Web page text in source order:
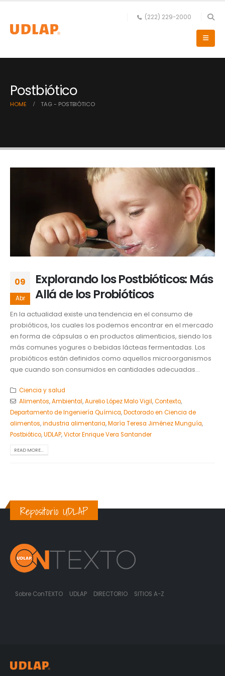
(222) 229-2000
Postbiótico
HOME TAG - POSTBIÓTICO
09
Abr
Explorando los Postbióticos: Más
Allá de los Probióticos
En la actualidad existe una tendencia en el consumo de
probióticos, los cuales los podemos encontrar en el mercado
en forma de cápsulas o en productos alimenticios, siendo los
más comunes yogures o bebidas lácteas fermentadas. Los
probióticos están definidos como aquellos microorganismos
que cuando son consumidos en cantidades adecuadas...
Ciencia y salud
Alimentos,Ambiental,Aurelio López Malo Vigil,Contexto,
Departamento de Ingeniería Química,Doctorado en Ciencia de
alimentos,industria alimentaria,María Teresa Jiménez Munguía,
Postbiótico,UDLAP,Victor Enrique Vera Santander
READ MORE...
Repositorio UDLAP
Sobre ConTEXTO UDLAP DIRECTORIO SITIOS A-Z